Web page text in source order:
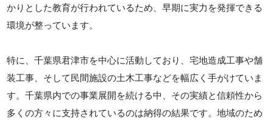
かりとした教育が行われているため、早期に実力を発揮できる
環境が整っています。
特に、千葉県君津市を中心に活動しており、宅地造成工事や舗
装工事、そして民間施設の土木工事などを幅広く手がけていま
す。千葉県内での事業展開を続ける中、その実績と信頼性から
多くの方々に支持されているのは納得の結果です。地域のため